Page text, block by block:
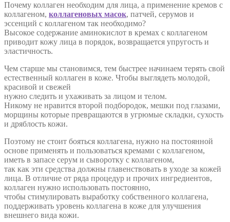
Почему коллаген необходим для лица, а применение кремов с
коллагеном, коллагеновых масок, патчей, серумов и
эссенций с коллагеном так необходимо?
Высокое содержание аминокислот в кремах с коллагеном
приводит кожу лица в порядок, возвращается упругость и
эластичность.
Чем старше мы становимся, тем быстрее начинаем терять свой
естественный коллаген в коже. Чтобы выглядеть молодой,
красивой и свежей
нужно следить и ухаживать за лицом и телом.
Никому не нравится второй подбородок, мешки под глазами,
морщины которые превращаются в угрюмые складки, сухость
и дряблость кожи.
Поэтому не стоит бояться коллагена, нужно на постоянной
основе применять и пользоваться кремами с коллагеном,
иметь в запасе серум и сыворотку с коллагеном,
так как эти средства должны главенствовать в уходе за кожей
лица. В отличие от ряда процедур и прочих ингредиентов,
коллаген нужно использовать постоянно,
чтобы стимулировать выработку собственного коллагена,
поддерживать уровень коллагена в коже для улучшения
внешнего вида кожи.